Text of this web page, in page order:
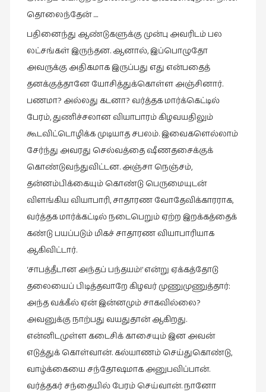
தொலைந்தேன் ….
பதினைந்து ஆண்டுகளுக்கு முன்பு அவரிடம் பல
லட்சங்கள் இருந்தன. ஆனால், இப்பொழுதோ
அவருக்கு அதிகமாக இருப்பது எது என்பதைத்
தனக்குத்தானே யோசித்துக்கொள்ள அஞ்சினார்.
பணமா? அல்லது கடனா? வர்த்தக மார்க்கெட்டில்
பேரம், துணிச்சலான வியாபாரம் கிழவயதிலும்
கூடவிட்டொழிக்க முடியாத சபலம். இவைகளெல்லாம்
சேர்ந்து அவரது செல்வத்தை ஷீணதசைக்குக்
கொண்டுவந்துவிட்டன. அஞ்சா நெஞ்சம்,
தன்னம்பிக்கையும் கொண்டு பெருமையுடன்
விளங்கிய வியாபாரி, சாதாரண வோதேவிக்காரராக,
வர்த்தக மார்க்கட்டில் நடைபெறும் ஏற்ற இறக்கத்தைக்
கண்டு பயப்படும் மிகச் சாதாரண வியாபாரியாக
ஆகிவிட்டார்.
‘சாபத்தீடான அந்தப் பந்தயம்!’ என்று ஏக்கத்தோடு
தலையைப் பிடித்தவாறே கிழவர் முணுமுணுத்தார்:
அந்த வக்கீல் ஏன் இன்னமும் சாகவில்லை?
அவனுக்கு நாற்பது வயதுதான் ஆகிறது.
என்னிடமுள்ள கடைசிக் காசையும் இன அவன்
எடுத்துக் கொள்வான். கல்யாணம் செய்துகொண்டு,
வாழ்க்கையை சந்தோஷமாக அனுபவிப்பான்.
வர்த்தகர் சந்தையில் பேரம் செய்வான். நானோ